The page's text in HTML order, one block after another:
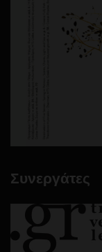
Συνεργάτες